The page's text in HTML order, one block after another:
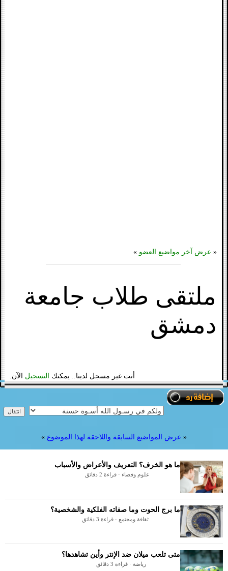
« عرض آخر مواضيع العضو »
ملتقى طلاب جامعة
دمشق
أنت غير مسجل لدينا.. يمكنك التسجيل الآن.
« عرض المواضيع السابقة واللاحقة لهذا الموضوع »
ما هو الخرف؟ التعريف والأعراض والأسباب
علوم وفضاء · قراءة 2 دقائق
ما برج الحوت وما صفاته الفلكية والشخصية؟
ثقافة ومجتمع · قراءة 3 دقائق
متى تلعب ميلان ضد الإنتر وأين تشاهدها؟
رياضة · قراءة 3 دقائق